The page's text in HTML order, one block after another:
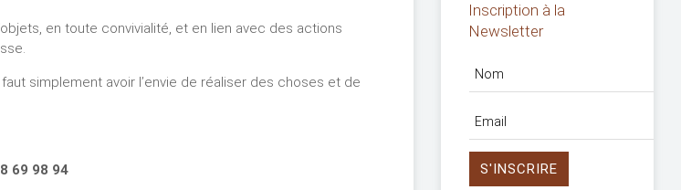
en toute convivialité, et en lien avec des actions
simplement avoir l’envie de réaliser des choses et de
69 98 94
Inscription à la
Newsletter